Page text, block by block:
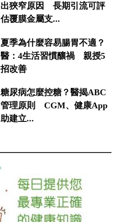
出狹窄原因 長期引流可評
估覆膜金屬支...
夏季為什麼容易腸胃不適？
醫：4生活習慣釀禍 親授5
招改善
糖尿病怎麼控糖？醫揭ABC
管理原則 CGM、健康App
助建立...